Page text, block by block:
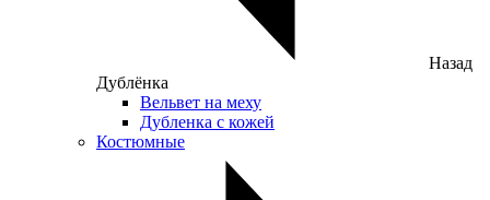
Назад
Дублёнка
Вельвет на меху
Дубленка с кожей
Костюмные